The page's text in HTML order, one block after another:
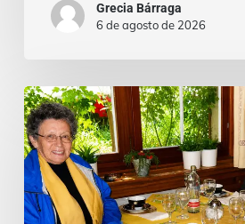
Grecia Bárraga
6 de agosto de 2026
Cardenal
Camillo
Ruini
un
«fiel